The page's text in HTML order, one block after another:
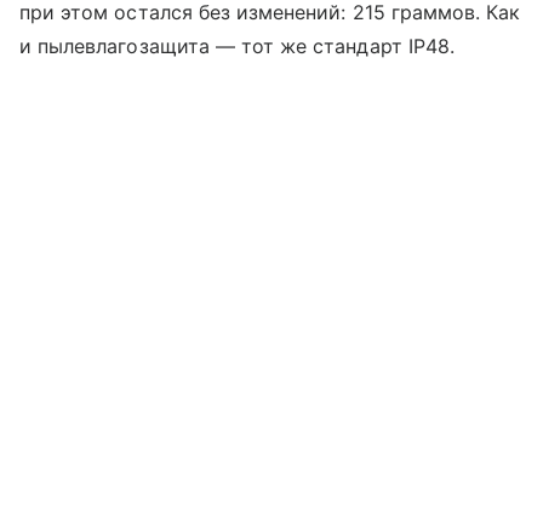
при этом остался без изменений: 215 граммов. Как
и пылевлагозащита — тот же стандарт IP48.